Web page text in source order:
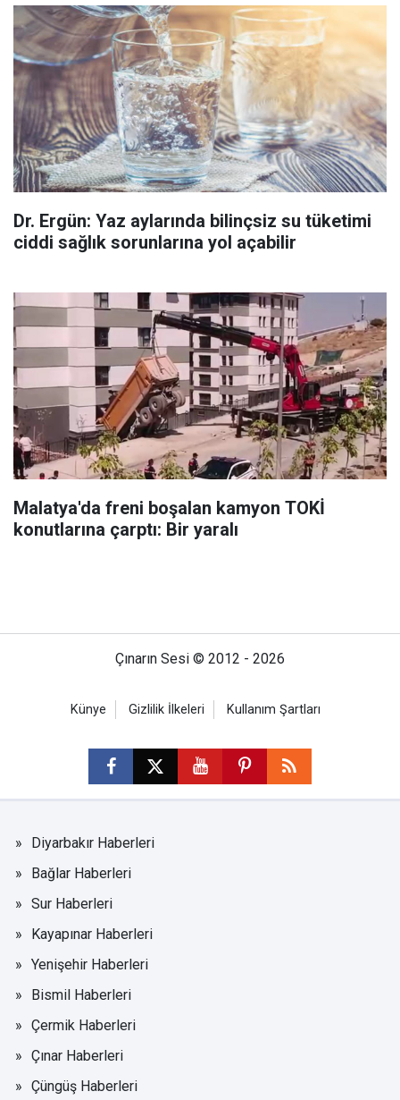
Dr. Ergün: Yaz aylarında bilinçsiz su tüketimi
ciddi sağlık sorunlarına yol açabilir
Malatya'da freni boşalan kamyon TOKİ
konutlarına çarptı: Bir yaralı
Çınarın Sesi © 2012 - 2026
Künye Gizlilik İlkeleri Kullanım Şartları
Diyarbakır Haberleri
Bağlar Haberleri
Sur Haberleri
Kayapınar Haberleri
Yenişehir Haberleri
Bismil Haberleri
Çermik Haberleri
Çınar Haberleri
Çüngüş Haberleri